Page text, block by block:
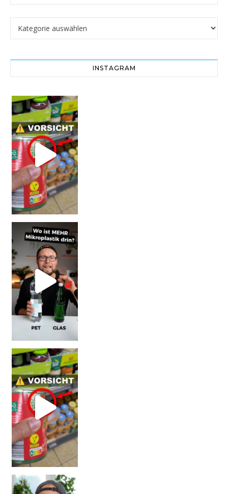
INSTAGRAM
Vorsicht! Eine Dell
SCHOCK-STUDIE: Mehr Mikroplastik in Glasflaschen
Vorsicht! Eine Dell
Erb